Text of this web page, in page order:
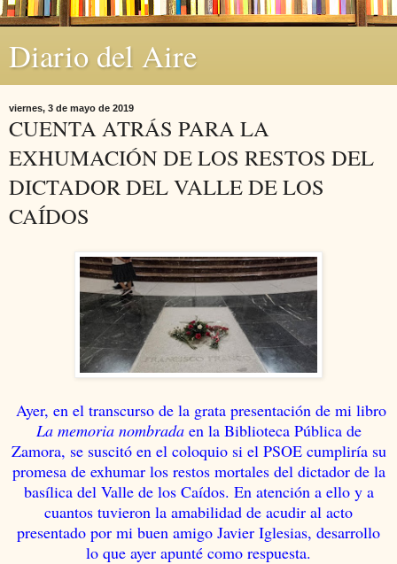
Diario del Aire
viernes, 3 de mayo de 2019
CUENTA ATRÁS PARA LA
EXHUMACIÓN DE LOS RESTOS DEL
DICTADOR DEL VALLE DE LOS
CAÍDOS
Ayer, en el transcurso de la grata presentación de mi libro
La memoria nombradaen la Biblioteca Pública de
Zamora, se suscitó en el coloquio si el PSOE cumpliría su
promesa de exhumar los restos mortales del dictador de la
basílica del Valle de los Caídos. En atención a ello y a
cuantos tuvieron la amabilidad de acudir al acto
presentado por mi buen amigo Javier Iglesias, desarrollo
lo que ayer apunté como respuesta.